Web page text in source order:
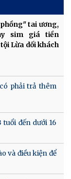
tai ương,
sim giá tiền
Lừa dối khách
phải trả thêm
đến dưới 16
và điều kiện để